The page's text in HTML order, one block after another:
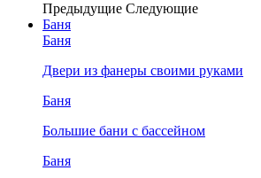
Предыдущие Следующие
Баня
Баня
Двери из фанеры своими руками
Баня
Большие бани с бассейном
Баня